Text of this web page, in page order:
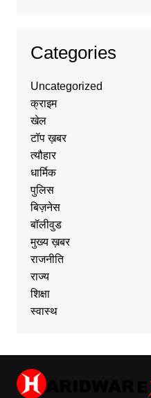
Categories
Uncategorized
क्राइम
खेल
टॉप ख़बर
त्यौहार
धार्मिक
पुलिस
बिज़नेस
बॉलीवुड
मुख्य ख़बर
राजनीति
राज्य
शिक्षा
स्वास्थ